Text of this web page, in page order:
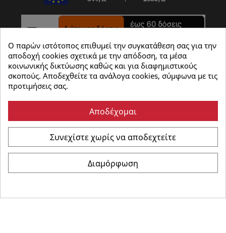
Καρώνης Ηλεκτρικά- All Rights Reserved | Powered
Ο παρών ιστότοπος επιθυμεί την συγκατάθεση σας για την
αποδοχή cookies σχετικά με την απόδοση, τα μέσα
κοινωνικής δικτύωσης καθώς και για διαφημιστικούς
σκοπούς. Αποδεχθείτε τα ανάλογα cookies, σύμφωνα με τις
προτιμήσεις σας.
Αποδέχομαι
Συνεχίστε χωρίς να αποδεχτείτε
Διαμόρφωση